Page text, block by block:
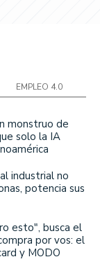
EMPLEO 4.0
monstruo de
solo la IA
industrial no
potencia sus
esto", busca el
por vos: el
y MODO